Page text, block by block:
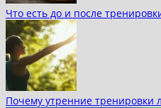
Что есть до и после
Почему утренние тренировки